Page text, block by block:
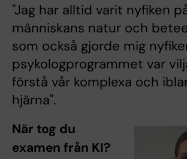
"Jag har alltid varit nyfiken
människans natur och
som också gjorde mig
psykologprogrammet var
förstå vår komplexa och
hjärna".
När tog du
examen från KI?